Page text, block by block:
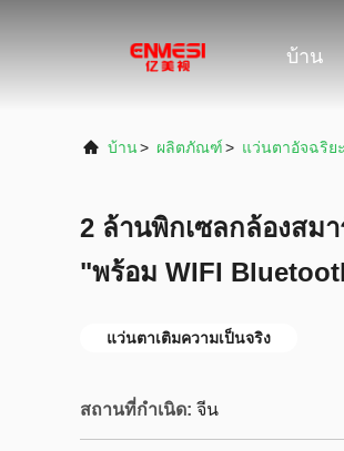
บ้าน
บ้าน> ผลิตภัณฑ์> แว่นตาอัจฉริย
2 ล้านพิกเซลกล้องสม
"พร้อม WIFI
แว่นตาเติมความเป็นจริง
สถานที่กำเนิด: จีน